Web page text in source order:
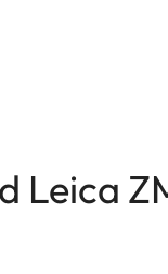
Leica